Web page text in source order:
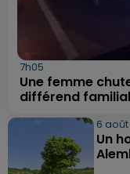
7h05
Une femme
différend
6
Un